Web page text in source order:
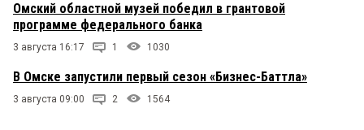
Омский областной музей победил в грантовой
программе федерального банка
3 августа 16:17 1 1030
В Омске запустили первый сезон «Бизнес-Баттла»
3 августа 09:00 2 1564